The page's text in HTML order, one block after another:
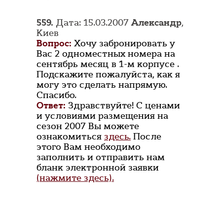
559. Дата: 15.03.2007Александр,
Киев
Вопрос: Хочу забронировать у
Вас 2 одноместных номера на
сентябрь месяц в 1-м корпусе .
Подскажите пожалуйста, как я
могу это сделать напрямую.
Спасибо.
Ответ: Здравствуйте! С ценами
и условиями размещения на
сезон 2007 Вы можете
ознакомиться здесь. После
этого Вам необходимо
заполнить и отправить нам
бланк электронной заявки
(нажмите здесь).